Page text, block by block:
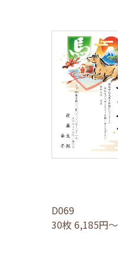
D069
30枚 6,185円～